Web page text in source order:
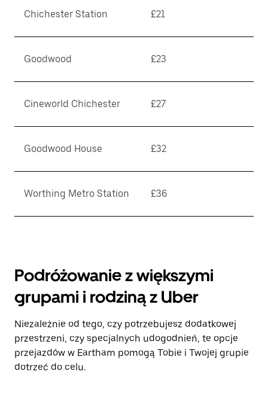
Chichester Station £21
Goodwood £23
Cineworld Chichester £27
Goodwood House £32
Worthing Metro Station £36
Podróżowanie z większymi
grupami i rodziną z Uber
Niezależnie od tego, czy potrzebujesz dodatkowej
przestrzeni, czy specjalnych udogodnień, te opcje
przejazdów w Eartham pomogą Tobie i Twojej grupie
dotrzeć do celu.